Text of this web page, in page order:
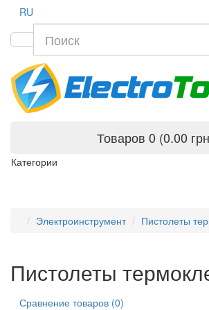
RU
Товаров 0 (0.00
Категории
Электроинструмент Пистолеты
Пистолеты
Сравнение товаров (0)